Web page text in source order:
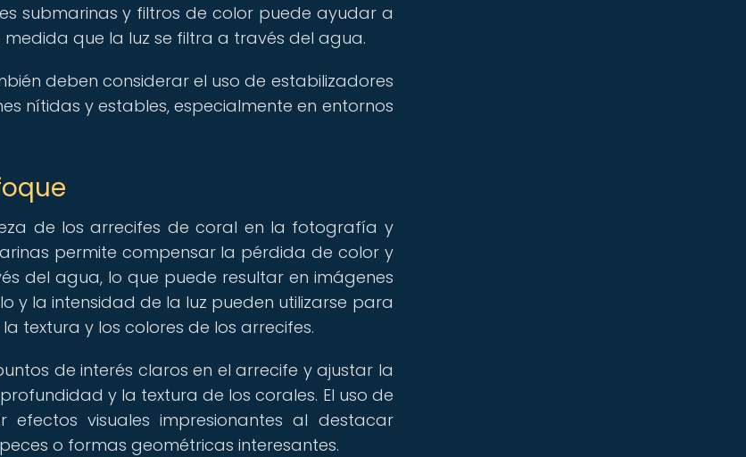
submarinas y filtros de color puede ayudar a
que la luz se filtra a través del agua.
deben considerar el uso de estabilizadores
nítidas y estables, especialmente en entornos
de los arrecifes de coral en la fotografía y
permite compensar la pérdida de color y
del agua, lo que puede resultar en imágenes
y la intensidad de la luz pueden utilizarse para
textura y los colores de los arrecifes.
de interés claros en el arrecife y ajustar la
y la textura de los corales. El uso de
visuales impresionantes al destacar
o formas geométricas interesantes.